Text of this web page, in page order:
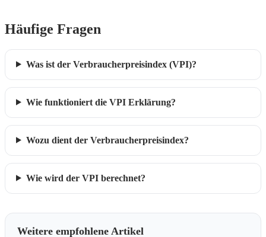
Häufige Fragen
Was ist der Verbraucherpreisindex (VPI)?
Wie funktioniert die VPI Erklärung?
Wozu dient der Verbraucherpreisindex?
Wie wird der VPI berechnet?
Weitere empfohlene Artikel